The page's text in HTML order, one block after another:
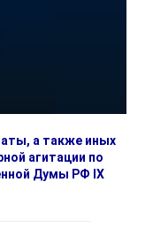
а также иных
агитации по
Думы РФ IX